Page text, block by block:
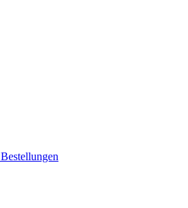
Bestellungen